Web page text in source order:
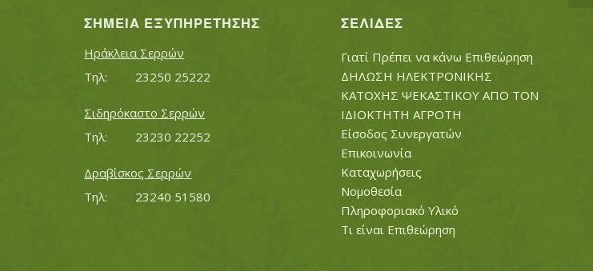
ΣΗΜΕΊΑ ΕΞΥΠΗΡΈΤΗΣΗΣ
Ηράκλεια Σερρών
Τηλ:		23250 25222
Σιδηρόκαστο Σερρών
Τηλ:		23230 22252
Δραβίσκος Σερρών
Τηλ:		23240 51580
ΣΕΛΊΔΕΣ
Γιατί Πρέπει να κάνω Επιθεώρηση
ΔΗΛΩΣΗ ΗΛΕΚΤΡΟΝΙΚΗΣ
ΚΑΤΟΧΗΣ ΨΕΚΑΣΤΙΚΟΥ ΑΠΟ ΤΟΝ
ΙΔΙΟΚΤΗΤΗ ΑΓΡΟΤΗ
Είσοδος Συνεργατών
Επικοινωνία
Καταχωρήσεις
Νομοθεσία
Πληροφοριακό Υλικό
Τι είναι Επιθεώρηση